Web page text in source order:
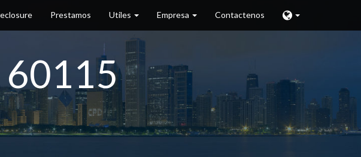
Prestamos Utiles Empresa Contactenos
60115